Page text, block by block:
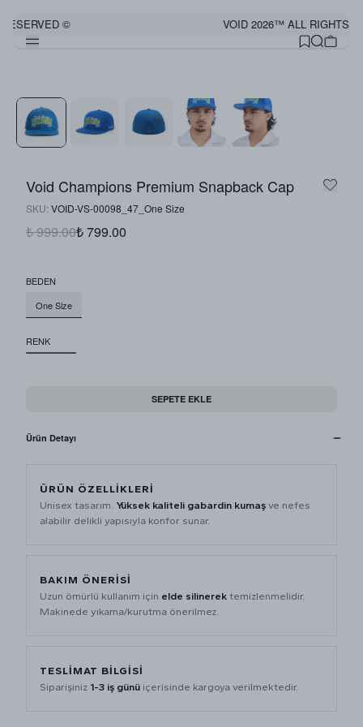
© VOID 2026™ ALL RIGHTS
Void Champions Premium Snapback Cap
SKU: VOID-VS-00098_47_One Size
₺ 999.00₺ 799.00
BEDEN
One Size
RENK
SEPETE EKLE
Ürün Detayı
ÜRÜN ÖZELLIKLERI
Unisex tasarım. Yüksek kaliteli gabardin kumaş ve nefes
alabilir delikli yapısıyla konfor sunar.
BAKIM ÖNERISI
Uzun ömürlü kullanım için elde silinerek temizlenmelidir.
Makinede yıkama/kurutma önerilmez.
TESLIMAT BILGISI
Siparişiniz 1-3 iş günü içerisinde kargoya verilmektedir.